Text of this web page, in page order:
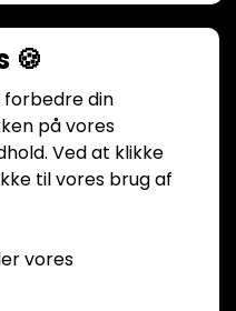
🍪
forbedre din
på vores
Ved at klikke
til vores brug af
vores